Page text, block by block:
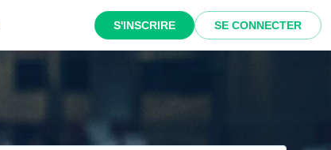
S'INSCRIRE SE CONNECTER